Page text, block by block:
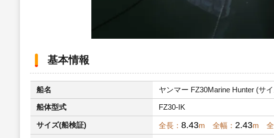
基本情報
船名 ヤンマー FZ30Marine Hunter (サ
船体型式 FZ30-IK
サイズ(船検証) 全長： 8.43m 全幅： 2.43m 全